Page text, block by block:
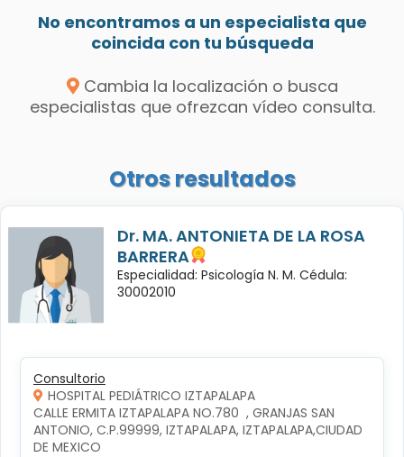
No encontramos a un especialista que
coincida con tu búsqueda
Cambia la localización o busca
especialistas que ofrezcan vídeo consulta.
Otros resultados
Dr. MA. ANTONIETA DE LA ROSA
BARRERA
Especialidad: Psicología N. M. Cédula:
30002010
Consultorio
HOSPITAL PEDIÁTRICO IZTAPALAPA
CALLE ERMITA IZTAPALAPA NO.780  , GRANJAS SAN
ANTONIO, C.P.99999, IZTAPALAPA, IZTAPALAPA,CIUDAD
DE MEXICO